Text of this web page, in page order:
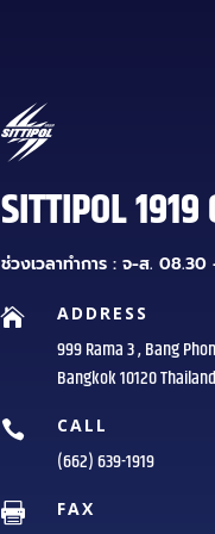
SITTIPOL 1919
ช่วงเวลาทำการ : จ-ส.
 ADDRESS
999 Rama 3 , Bang
Bangkok 10120 Thailand
 CALL
(662) 639-1919
 FAX